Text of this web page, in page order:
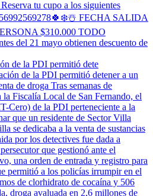
de la PDI permitió dete